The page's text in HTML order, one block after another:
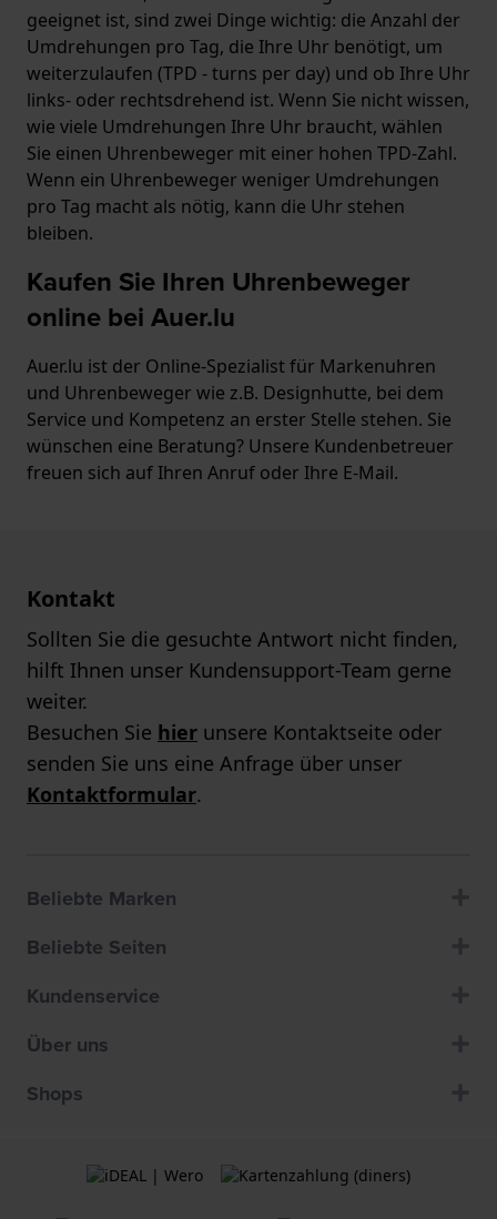
geeignet ist, sind zwei Dinge wichtig: die Anzahl der
Umdrehungen pro Tag, die Ihre Uhr benötigt, um
weiterzulaufen (TPD - turns per day) und ob Ihre Uhr
links- oder rechtsdrehend ist. Wenn Sie nicht wissen,
wie viele Umdrehungen Ihre Uhr braucht, wählen
Sie einen Uhrenbeweger mit einer hohen TPD-Zahl.
Wenn ein Uhrenbeweger weniger Umdrehungen
pro Tag macht als nötig, kann die Uhr stehen
bleiben.
Kaufen Sie Ihren Uhrenbeweger
online bei Auer.lu
Auer.lu ist der Online-Spezialist für Markenuhren
und Uhrenbeweger wie z.B. Designhutte, bei dem
Service und Kompetenz an erster Stelle stehen. Sie
wünschen eine Beratung? Unsere Kundenbetreuer
freuen sich auf Ihren Anruf oder Ihre E-Mail.
Kontakt
Sollten Sie die gesuchte Antwort nicht finden,
hilft Ihnen unser Kundensupport-Team gerne
weiter.
Besuchen Sie hier unsere Kontaktseite oder
senden Sie uns eine Anfrage über unser
Kontaktformular.
Beliebte Marken
Beliebte Seiten
Kundenservice
Über uns
Shops